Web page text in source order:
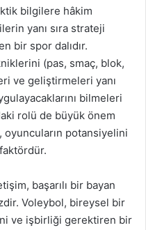
bilgilere hâkim
yanı sıra strateji
bir spor dalıdır.
(pas, smaç, blok,
ve geliştirmeleri yanı
bilmeleri
rolü de büyük önem
potansiyelini
başarılı bir bayan
Voleybol, bireysel bir
ve işbirliği gerektiren bir